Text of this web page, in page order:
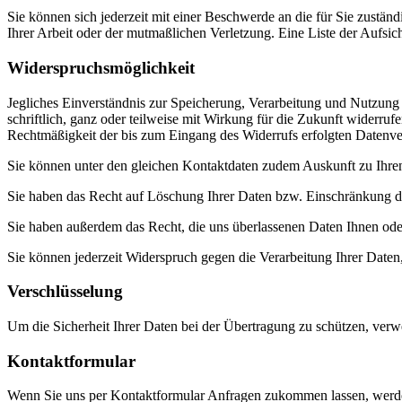
Sie können sich jederzeit mit einer Beschwerde an die für Sie
Ihrer Arbeit oder der mutmaßlichen Verletzung. Eine Liste der
Widerspruchsmöglichkeit
Jegliches Einverständnis zur Speicherung, Verarbeitung und
schriftlich, ganz oder teilweise mit Wirkung für die Zukunft
Rechtmäßigkeit der bis zum Eingang des Widerrufs erfolgten
Sie können unter den gleichen Kontaktdaten zudem Auskunft zu
Sie haben das Recht auf Löschung Ihrer Daten bzw.
Sie haben außerdem das Recht, die uns überlassenen Daten Ihnen
Sie können jederzeit Widerspruch gegen die Verarbeitung Ihrer
Verschlüsselung
Um die Sicherheit Ihrer Daten bei der Übertragung zu schützen,
Kontaktformular
Wenn Sie uns per Kontaktformular Anfragen zukommen lassen,